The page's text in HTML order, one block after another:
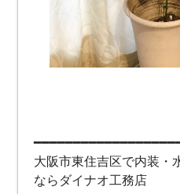
大阪市東住吉区で内装・
ならダイナオ工務店